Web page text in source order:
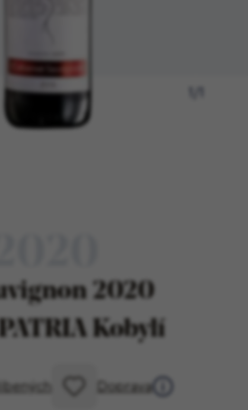
2020
Kobylí
Doprava